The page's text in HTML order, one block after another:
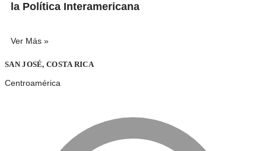
la Política Interamericana
Ver Más »
SAN JOSÉ, COSTA RICA
Centroamérica